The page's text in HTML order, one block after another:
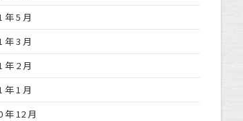
年 5 月
年 3 月
年 2 月
年 1 月
年 12 月